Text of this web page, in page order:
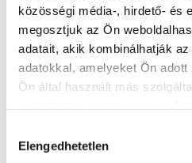
közösségi média-, hirdető- és
megosztjuk az Ön
adatait, akik kombinálhatják
adatokkal, amelyeket Ön
Ön által használt más
kiválasztása
Elengedhetetlen
Aranypart Camping